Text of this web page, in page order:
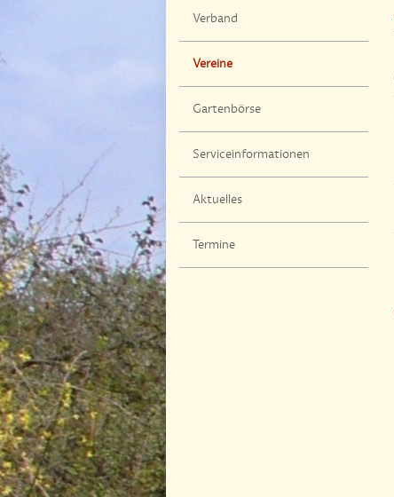
Verband
Vereine
Gartenbörse
Serviceinformationen
Aktuelles
Termine